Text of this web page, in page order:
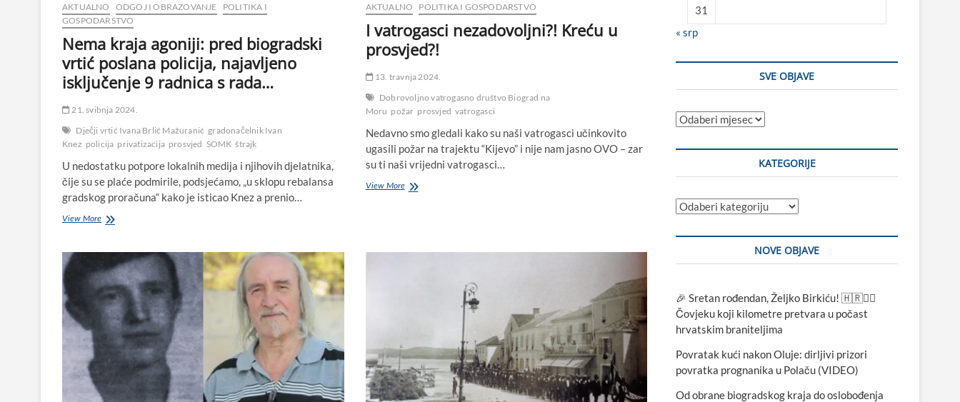
AKTUALNO ODGOJ I OBRAZOVANJE
POLITIKA I
GOSPODARSTVO
Nema kraja agoniji: pred biogradski
vrtić poslana policija, najavljeno
isključenje 9 radnica s rada…
21. svibnja 2024.
Dječji vrtić Ivana Brlić Mažuranić gradonačelnik Ivan
Knez policija privatizacija prosvjed SOMK štrajk
U nedostatku potpore lokalnih medija i njihovih djelatnika,
čije su se plaće podmirile, podsjećamo, „u sklopu rebalansa
gradskog proračuna“ kako je isticao Knez a prenio…
View MoreNema
biogradski
vrtić
poslana
policija,
najavljeno
isključenje
radnica
rada…
AKTUALNO POLITIKA I GOSPODARSTVO
I vatrogasci nezadovoljni?! Kreću u
prosvjed?!
13. travnja 2024.
Dobrovoljno vatrogasno društvo Biograd na
Moru požar prosvjed vatrogasci
Nedavno smo gledali kako su naši vatrogasci učinkovito
ugasili požar na trajektu “Kijevo” i nije nam jasno OVO – zar
su ti naši vrijedni vatrogasci…
View MoreI
31
« srp
SVE OBJAVE
Sve
KATEGORIJE
Kategorije
NOVE OBJAVE
🎉 Sretan rođendan, Željko Birkiću! 🇭🇷🏃‍♂️
Čovjeku koji kilometre pretvara u počast
hrvatskim braniteljima
Povratak kući nakon Oluje: dirljivi prizori
povratka prognanika u Polaču (VIDEO)
Od obrane biogradskog kraja do oslobođenja